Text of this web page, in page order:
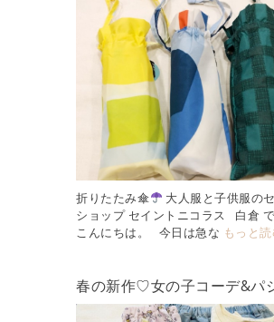
折りたたみ傘
大人服と子供服の
ショップ セイントニコラス 白倉
こんにちは。 今日は急な もっと
春の新作♡女の子コーデ&パ